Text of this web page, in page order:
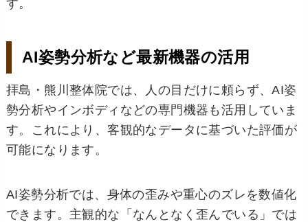
す。
AI姿勢分析など最新機器の活用
拝島・熊川整体院では、人の目だけに頼らず、AI姿
勢分析やインボディなどの専門機器も活用していま
す。これにより、客観的なデータに基づいた評価が
可能になります。
AI姿勢分析では、身体の歪みや重心のズレを数値化
できます。主観的な「なんとなく歪んでいる」では